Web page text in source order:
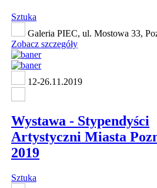
Sztuka
Galeria PIEC, ul. Mostowa 33,
Zobacz szczegóły
12-26.11.2019
Wystawa - Stypendyści
Artystyczni Miasta
2019
Sztuka